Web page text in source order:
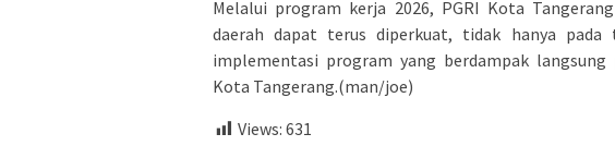
Melalui program kerja 2026, PGRI Kota
daerah dapat terus diperkuat, tidak hanya
implementasi program yang berdampak
Kota Tangerang.(man/joe)
Views: 631